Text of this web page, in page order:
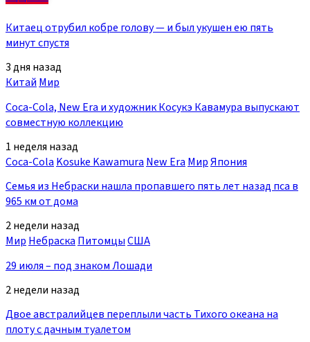
Китаец отрубил кобре голову — и был укушен ею пять
минут спустя
3 дня назад
Китай Мир
Coca-Cola, New Era и художник Косукэ Кавамура выпускают
совместную коллекцию
1 неделя назад
Coca-Cola Kosuke Kawamura New Era МирЯпония
Семья из Небраски нашла пропавшего пять лет назад пса в
965 км от дома
2 недели назад
Мир Небраска ПитомцыСША
29 июля – под знаком Лошади
2 недели назад
Двое австралийцев переплыли часть Тихого океана на
плоту с дачным туалетом